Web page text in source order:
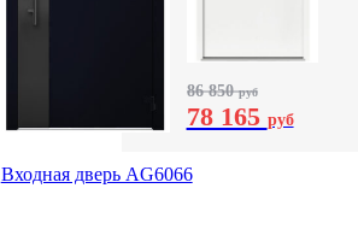
86 850руб
78 165 руб
Входная дверь AG6066